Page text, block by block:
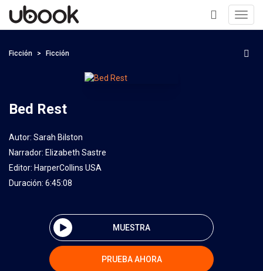
+
Ficción Ficción
Bed Rest
Autor: Sarah Bilston
Narrador: Elizabeth Sastre
Editor: HarperCollins USA
Duración: 6:45:08
MUESTRA
PRUEBA AHORA